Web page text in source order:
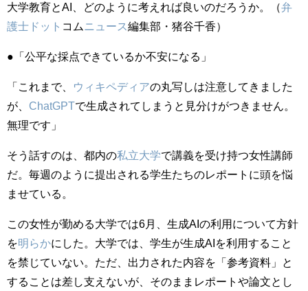
大学教育とAI、どのように考えれば良いのだろうか。（弁
護士 ドット コム ニュース 編集部・猪谷千香）
●「公平な採点できているか不安になる」
「これまで、 ウィキペディアの丸写しは注意してきました
が、 ChatGPTで生成されてしまうと見分けがつきません。
無理です」
そう話すのは、都内の私立大学で講義を受け持つ女性講師
だ。毎週のように提出される学生たちのレポートに頭を悩
ませている。
この女性が勤める大学では6月、生成AIの利用について方針
を明らかにした。大学では、学生が生成AIを利用すること
を禁じていない。ただ、出力された内容を「参考資料」と
することは差し支えないが、そのままレポートや論文とし